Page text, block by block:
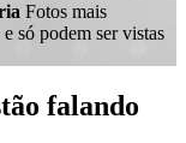
Fotos mais
só podem ser vistas
falando